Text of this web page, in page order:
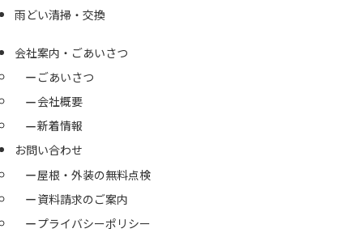
雨どい清掃・交換
会社案内・ごあいさつ
ごあいさつ
会社概要
新着情報
お問い合わせ
屋根・外装の無料点検
資料請求のご案内
プライバシーポリシー